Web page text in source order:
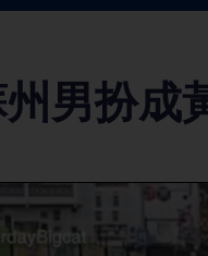
州男扮成